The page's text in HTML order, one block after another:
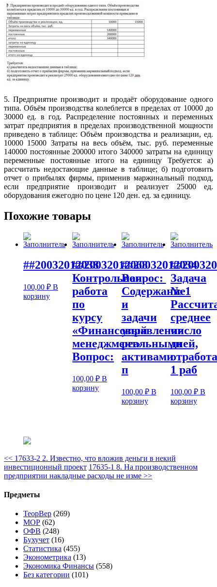
5. Предприятие производит и продаёт оборудование одного
типа. Объём производства колеблется в пределах от 10000 до
30000 ед. в год. Распределение постоянных и переменных
затрат предприятия в пределах производственной мощности
приведено в таблице: Объём производства и реализации, ед.
10000 15000 Затраты на весь объём, тыс. руб. переменные
140000 постоянные 200000 итого 340000 затраты на единицу
переменные постоянные итого на единицу Требуется: а)
рассчитать недостающие данные в таблице; б) подготовить
отчет о прибылях фирмы, применив маржинальный подход,
если предприятие производит и реализует 25000 ед.
оборудования ежегодно по цене 120 ден. ед. за единицу.
Похожие товары
##20032012038
100,00 ₽ В
корзину
##20032012068
Контрольная
работа
по
курсу
«Финансовый
менеджмент»
Вопрос:
100,00₽ В
корзину
##20032012034
Вопрос:
Содержание
и
задачи
управления
реальными
активами
п
100,00 ₽ В
корзину
Задача
№ 1
среднее
число
дней,
1 раб
100,00 ₽ В
корзину
<< 17633-2 2. Известно, что вложив деньги в некий
инвестиционный проект 17635-1 8. На производственном
предприятии накладные расходы не изме >>
Предметы
ТеорВер (269)
МОР (62)
ОФВ (248)
Бухучет (16)
Статистика (455)
Эконометрика (13)
Экономика Финансы (558)
Без категории (101)